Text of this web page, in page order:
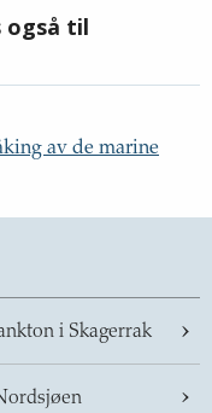
også til
av de marine
i Skagerrak